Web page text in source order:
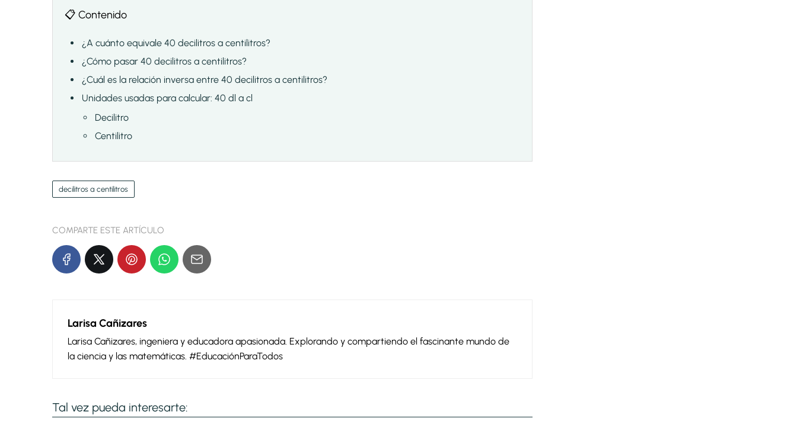
📋 Contenido
¿A cuánto equivale 40 decilitros a centilitros?
¿Cómo pasar 40 decilitros a centilitros?
¿Cuál es la relación inversa entre 40 decilitros a centilitros?
Unidades usadas para calcular: 40 dl a cl
Decilitro
Centilitro
decilitros a centilitros
COMPARTE ESTE ARTÍCULO
Larisa Cañizares
Larisa Cañizares, ingeniera y educadora apasionada. Explorando y compartiendo el fascinante mundo de
la ciencia y las matemáticas. #EducaciónParaTodos
Tal vez pueda interesarte: